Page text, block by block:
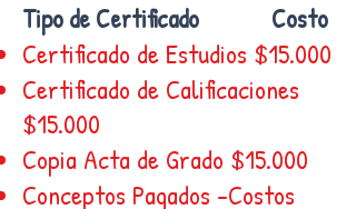
Tipo de Certificado Costo
Certificado de Estudios $15.000
Certificado de Calificaciones
$15.000
Copia Acta de Grado $15.000
Conceptos Pagados -Costos